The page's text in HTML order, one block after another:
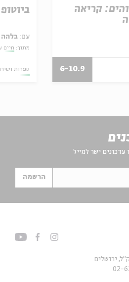
קריאה
6-10.9
ביוטופ
עם: בלהה
מתוך: חיים
ספרות
עדכונים ישר למייל
הרשמה
02-